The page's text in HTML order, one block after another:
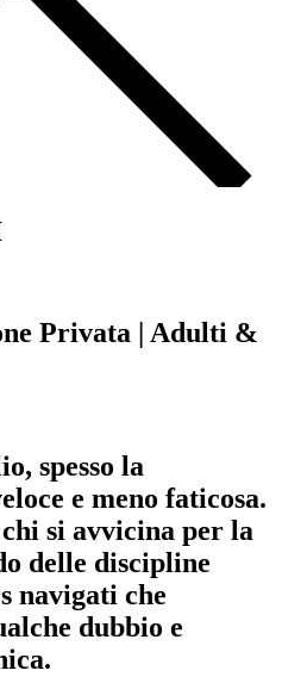
Privata | Adulti &
spesso la
e meno faticosa.
si avvicina per la
delle discipline
navigati che
dubbio e